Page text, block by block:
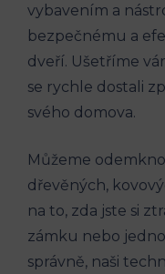
vybavením a
bezpečnému a
dveří. Ušetříme
se rychle dostali
svého domova.
Můžeme
dřevěných,
na to, zda jste si
zámku nebo
správně, naši